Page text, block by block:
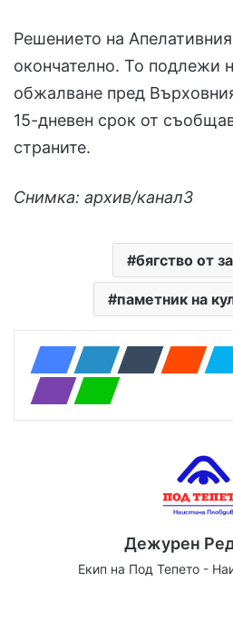
Решението на
окончателно. То подлежи
обжалване пред
15-дневен срок от
страните.
Снимка: архив/канал3
бягство от
паметник на
Дежурен
Екип на Под Тепето -